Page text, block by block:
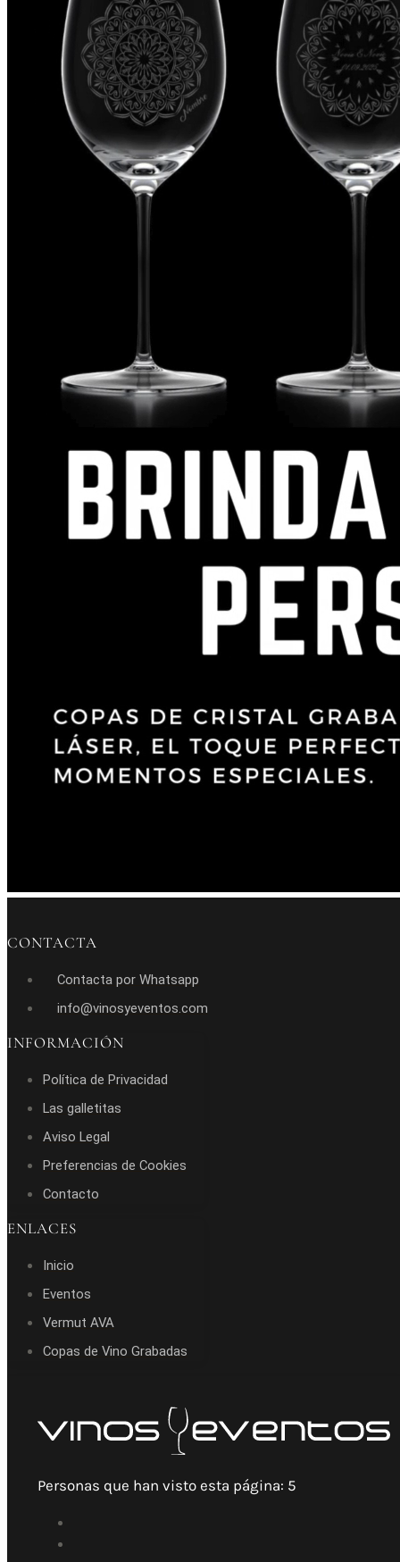
CONTACTA
Contacta por Whatsapp
info@vinosyeventos.com
INFORMACIÓN
Política de Privacidad
Las galletitas
Aviso Legal
Preferencias de Cookies
Contacto
ENLACES
Inicio
Eventos
Vermut AVA
Copas de Vino Grabadas
Personas que han visto esta página: 5